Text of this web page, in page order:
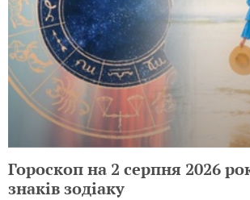
Гороскоп на 2 серпня 2026
знаків зодіаку